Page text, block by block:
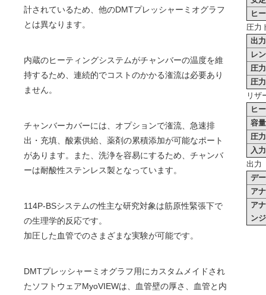
計されているため、他のDMTプレッシャーミオグラフ
とは異なります。
内蔵のヒーティングシステムがチャンバーの温度を維
持するため、連続的でコストのかかる潅流は必要あり
ません。
チャンバーカバーには、オプションで潅流、急速排
出・充填、酸素供給、薬剤の累積添加が可能なポート
があります。また、洗浄を容易にするため、チャンバ
ーは耐酸性ステンレス製となっています。
114P-BSシステムの性主な研究対象は筋原性緊張下で
の生理学的反応です。
加圧した血管でのさまざまな実験が可能です。
DMTプレッシャーミオグラフ用にカスタムメイドされ
たソフトウェアMyoVIEWは、血管壁の厚さ、血管と内
ヒ
圧力
出
レ
圧
圧
リザ
ヒ
容量
圧
入
出力
デ
ア
ア
ンジ